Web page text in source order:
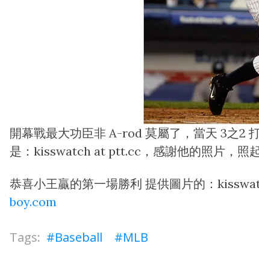
開幕戰最大功臣非 A-rod 莫屬了，當天 3之2
是：kisswatch at ptt.cc，感謝他的照片，照
恭喜小王贏的第一場勝利 提供圖片的：
boy.com
Baseball MLB